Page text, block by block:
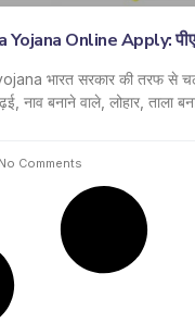
Online Apply:
भारत सरकार की तरफ से
नाव बनाने वाले, लोहार, ताला
No Comments